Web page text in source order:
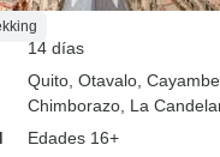
14 días
Quito , Otavalo , Cayambe
Chimborazo , La
Edades 16+